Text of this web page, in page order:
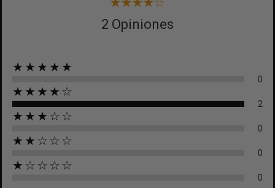
2 Opiniones
★★★★★
0
★★★★☆
2
★★★☆☆
0
★★☆☆☆
0
★☆☆☆☆
0